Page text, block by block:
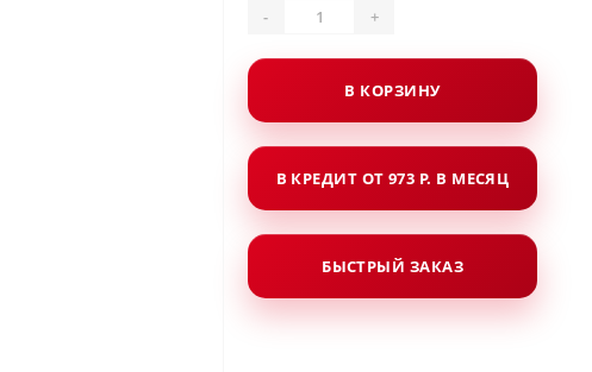
- +
В КОРЗИНУ
В КРЕДИТ ОТ 973 Р. В МЕСЯЦ
БЫСТРЫЙ ЗАКАЗ